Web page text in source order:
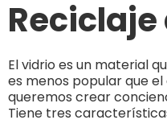
El vidrio es un material
es menos popular que
queremos crear
Tiene tres